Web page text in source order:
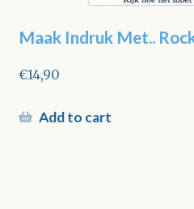
Maak Indruk Met..
€14,90
Add to cart